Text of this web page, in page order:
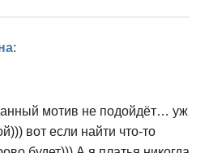
:
мотив не подойдёт… уж
вот если найти что-то